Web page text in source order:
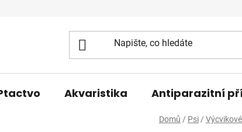
Akvaristika Antiparazitní
Domů / Psi /